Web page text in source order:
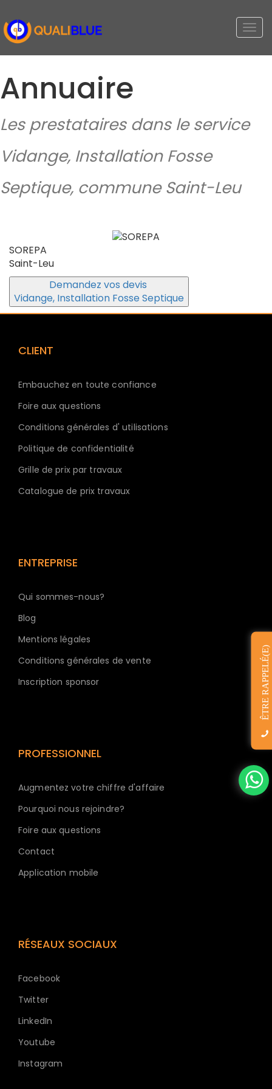
Annuaire
Les prestataires dans le service
Vidange, Installation Fosse
Septique, commune Saint-Leu
SOREPA
Saint-Leu
Demandez vos devis
Vidange, Installation Fosse Septique
CLIENT
Embauchez en toute confiance
Foire aux questions
Conditions générales d' utilisations
Politique de confidentialité
Grille de prix par travaux
Catalogue de prix travaux
ENTREPRISE
Qui sommes-nous?
Blog
Mentions légales
Conditions générales de vente
Inscription sponsor
PROFESSIONNEL
Augmentez votre chiffre d'affaire
Pourquoi nous rejoindre?
Foire aux questions
Contact
Application mobile
RÉSEAUX SOCIAUX
Facebook
Twitter
LinkedIn
Youtube
Instagram
ÊTRE RAPPELÉ(E)